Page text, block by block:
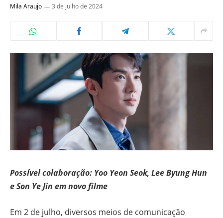
Mila Araujo 3 de julho de 2024
Possível colaboração: Yoo Yeon Seok, Lee Byung Hun
e Son Ye Jin em novo filme
Em 2 de julho, diversos meios de comunicação